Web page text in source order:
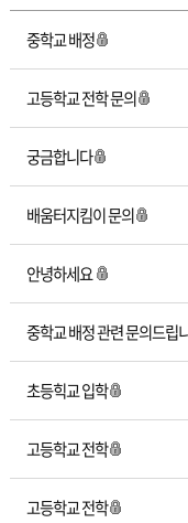
합
중학교 배정
고등학교 전학 문의
궁금합니다
배움터지킴이 문의
안녕하세요
중학교 배정 관련 문의드립
초등힉교 입학
고등학교 전학
고등학교 전학